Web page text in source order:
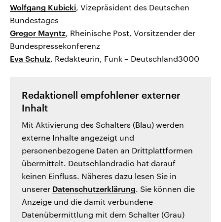
Wolfgang Kubicki, Vizepräsident des Deutschen
Bundestages
Gregor Mayntz, Rheinische Post, Vorsitzender der
Bundespressekonferenz
Eva Schulz, Redakteurin, Funk – Deutschland3000
Redaktionell empfohlener externer
Inhalt
Mit Aktivierung des Schalters (Blau) werden
externe Inhalte angezeigt und
personenbezogene Daten an Drittplattformen
übermittelt. Deutschlandradio hat darauf
keinen Einfluss. Näheres dazu lesen Sie in
unserer Datenschutzerklärung. Sie können die
Anzeige und die damit verbundene
Datenübermittlung mit dem Schalter (Grau)